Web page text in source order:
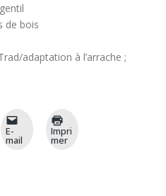
de bois
adaptation à l’arrache ;
E-
mail
Impri
mer